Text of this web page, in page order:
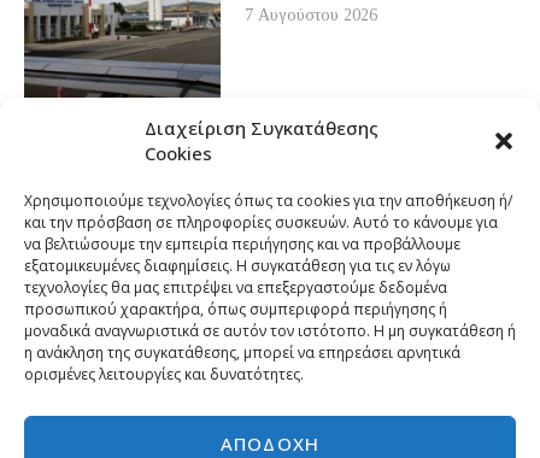
Διαχείριση Συγκατάθεσης
Cookies
Χρησιμοποιούμε τεχνολογίες όπως τα cookies για την αποθήκευση ή/
και την πρόσβαση σε πληροφορίες συσκευών. Αυτό το κάνουμε για
να βελτιώσουμε την εμπειρία περιήγησης και να προβάλλουμε
εξατομικευμένες διαφημίσεις. Η συγκατάθεση για τις εν λόγω
τεχνολογίες θα μας επιτρέψει να επεξεργαστούμε δεδομένα
προσωπικού χαρακτήρα, όπως συμπεριφορά περιήγησης ή
μοναδικά αναγνωριστικά σε αυτόν τον ιστότοπο. Η μη συγκατάθεση ή
η ανάκληση της συγκατάθεσης, μπορεί να επηρεάσει αρνητικά
ορισμένες λειτουργίες και δυνατότητες.
ΑΠΟΔΟΧΉ
7 Αυγούστου 2026